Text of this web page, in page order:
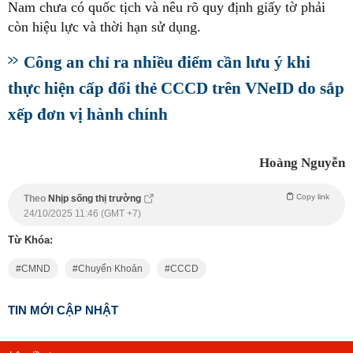
Nam chưa có quốc tịch và nêu rõ quy định giấy tờ phải
còn hiệu lực và thời hạn sử dụng.
Công an chỉ ra nhiều điểm cần lưu ý khi
thực hiện cấp đổi thẻ CCCD trên VNeID do sắp
xếp đơn vị hành chính
Hoàng Nguyễn
Theo Nhịp sống thị trường Copy link
24/10/2025 11:46 (GMT +7)
Từ Khóa:
CMND Chuyển Khoản CCCD
TIN MỚI CẬP NHẬT